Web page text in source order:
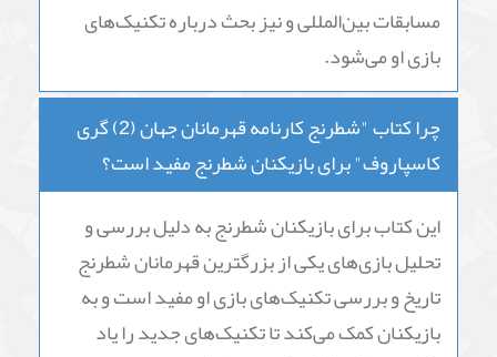
چه محتوایی در کتاب "شطرنج کارنامه قهرمانان جهان
(2) گری کاسپاروف" وجود دارد؟
در این کتاب، خشایار بهاری به بررسی بازی‌ها و
شخصیت گری کاسپاروف، یکی از بزرگترین قهرمانان
شطرنج تاریخ، پرداخته است. کتاب شامل تحلیل
بازی‌های کاسپاروف، پیشینه حضور و افتخارات او در
مسابقات بین‌المللی و نیز بحث درباره تکنیک‌های
بازی او می‌شود.